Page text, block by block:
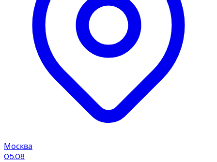
Москва
05.08